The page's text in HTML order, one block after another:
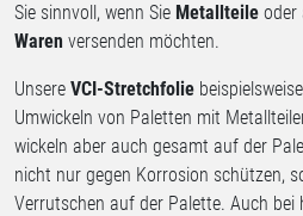
Sie sinnvoll, wenn Sie Metallteile oder
Waren versenden möchten.
Unsere VCI-Stretchfolie
Umwickeln von Paletten mit
wickeln aber auch gesamt auf der
nicht nur gegen Korrosion schützen,
Verrutschen auf der Palette. Auch